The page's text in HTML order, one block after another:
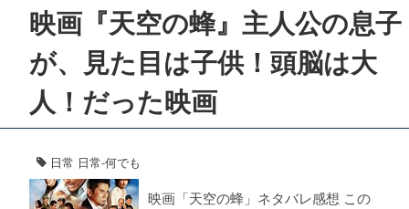
映画『天空の蜂』主人公の息子
が、見た目は子供！頭脳は大
人！だった映画
日常 日常-何でも
映画「天空の蜂」ネタバレ感想 この